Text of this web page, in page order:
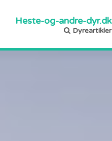
Heste-og-andre-dyr.dk
Dyreartikler